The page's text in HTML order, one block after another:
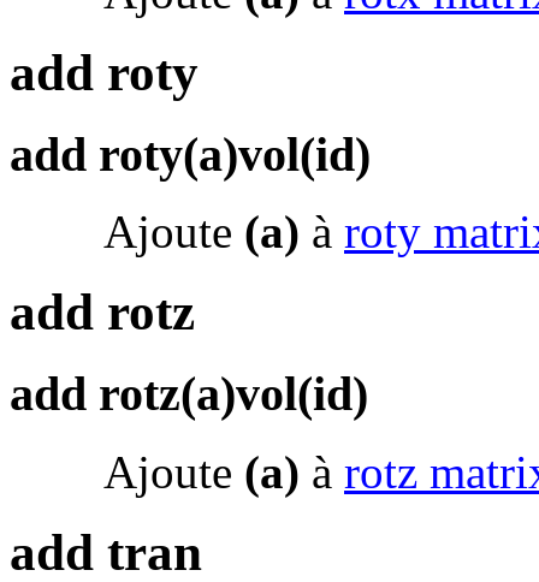
add roty
add roty(a)vol(id)
Ajoute (a) à roty
add rotz
add rotz(a)vol(id)
Ajoute (a) à rotz
add tran